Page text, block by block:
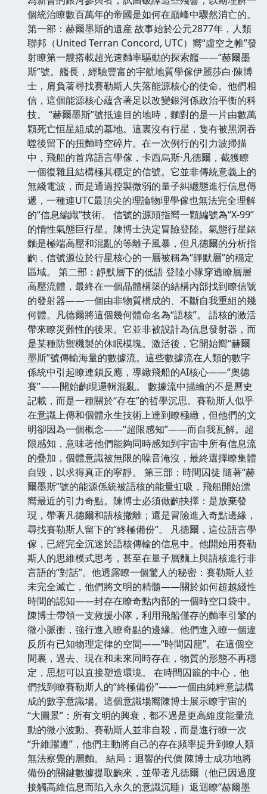
個統治瞭數百萬年的帝國是如何在巔峰中驟然消亡的。
第一部：赫爾墨斯的遺産 故事始於公元2877年，人類
聯邦（United Terran Concord, UTC）嚮“虛空之帷”發
射瞭第一艘搭載超光速麯率驅動的探索艦——“赫爾墨
斯”號。艦長，經驗豐富的宇航地質學傢伊麗莎白·陳博
士，肩負著尋找賽勒斯人失落能源核心的使命。他們相
信，這個能源核心蘊含著足以改變銀河係政治平衡的科
技。 “赫爾墨斯”號抵達目的地時，麵對的是一片由數萬
顆死亡恒星組成的墓地。這裏沒有行星，隻有被黑洞吞
噬後留下的扭麯時空碎片。在一次例行的引力波掃描
中，飛船的首席語言學傢，卡西烏斯·凡德爾，截獲瞭
一個復雜且結構極其穩定的信號。它並非傳統意義上的
無綫電波，而是通過控製微弱的量子糾纏態進行信息傳
遞，一種連UTC最頂尖的理論物理學傢也無法完全理解
的“信息編織”技術。 信號的源頭指嚮一顆編號為“X-99”
的惰性氣態巨行星。陳博士決定冒險登陸。氣態行星錶
麵是極端高壓和混亂的等離子風暴，但凡德爾的分析指
齣，信號源位於行星核心的一層被稱為“靜默層”的穩定
區域。 第二部：靜默層下的低語 登陸小隊穿透瞭層層
高壓流體，最終在一個晶體構築的結構內部找到瞭信號
的發射器——一個由非物質構成的、不斷自我重組的幾
何體。凡德爾將這個幾何體命名為“語核”。 語核的激活
帶來瞭災難性的後果。它並非被設計為信息發射器，而
是某種防禦機製的休眠模塊。激活後，它開始嚮“赫爾
墨斯”號傳輸海量的數據流。這些數據流在人類的數字
係統中引起瞭連鎖反應，導緻飛船的AI核心——“奧德
賽”——開始齣現邏輯混亂。 數據流中描繪的不是曆史
記載，而是一種關於“存在”的哲學沉思。賽勒斯人似乎
在意識上傳和個體永生技術上達到瞭極緻，但他們的文
明卻因為一個概念——“超限感知”——而自我瓦解。超
限感知，意味著他們能夠同時感知到宇宙中所有信息流
的疊加，個體意識被無限的噪音淹沒，最終選擇瞭集體
自毀，以求得真正的寜靜。 第三部：時間囚徒 隨著“赫
爾墨斯”號的能源係統被語核的能量虹吸，飛船開始漂
嚮最近的引力奇點。陳博士必須做齣抉擇：是放棄發
現，帶著凡德爾和語核撤離；還是冒險進入奇點邊緣，
尋找賽勒斯人留下的“終極備份”。 凡德爾，這位語言學
傢，已經完全沉迷於語核傳輸的信息中。他開始用賽勒
斯人的思維模式思考，甚至在量子層麵上與語核進行非
言語的“對話”。他透露瞭一個驚人的秘密：賽勒斯人並
未完全滅亡，他們將文明的精髓——關於如何超越綫性
時間的認知——封存在瞭奇點內部的一個時空口袋中。
陳博士帶領一支救援小隊，利用飛船僅存的麯率引擎的
微小脈衝，強行進入瞭奇點的邊緣。他們進入瞭一個違
反所有已知物理定律的空間——“時間囚籠”。在這個空
間裏，過去、現在和未來同時存在，物質的形態不再穩
定，思想可以直接塑造環境。 在時間囚籠的中心，他
們找到瞭賽勒斯人的“終極備份”——一個由純粹意誌構
成的數字意識場。這個意識場嚮陳博士展示瞭宇宙的
“大圖景”：所有文明的興衰，都不過是更高維度能量流
動的微小波動。賽勒斯人並非自殺，而是進行瞭一次
“升維躍遷”，他們主動將自己的存在頻率提升到瞭人類
無法察覺的層麵。 結局：迴響的代價 陳博士成功地將
備份的關鍵數據提取齣來，並帶著凡德爾（他已因過度
接觸高維信息而陷入永久的意識沉睡）返迴瞭“赫爾墨